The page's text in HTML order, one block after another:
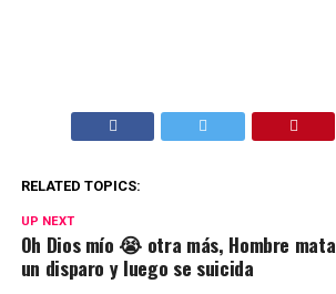
RELATED TOPICS:
UP NEXT
Oh Dios mío 😭 otra más, Hombre
un disparo y luego se suicida